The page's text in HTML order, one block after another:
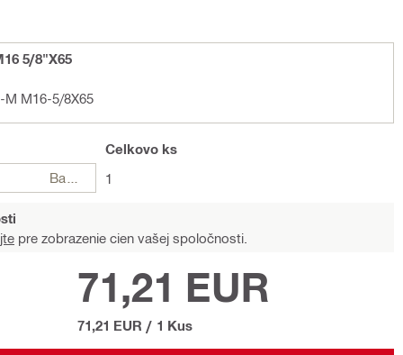
5/8"X65
M16-5/8X65
Celkovo ks
1
pre zobrazenie cien vašej spoločnosti.
71,21 EUR
71,21 EUR / 1 Kus